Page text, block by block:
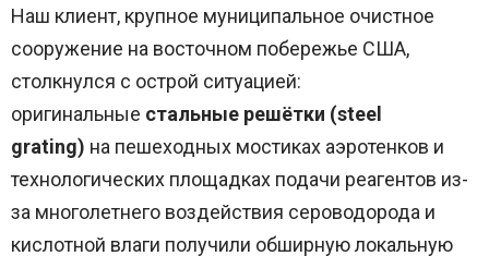
Наш клиент, крупное муниципальное очистное
сооружение на восточном побережье США,
столкнулся с острой ситуацией:
оригинальные стальные решётки (steel
grating) на пешеходных мостиках аэротенков и
технологических площадках подачи реагентов из-
за многолетнего воздействия сероводорода и
кислотной влаги получили обширную локальную